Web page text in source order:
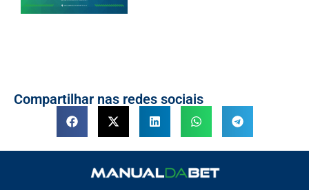
Compartilhar nas redes sociais